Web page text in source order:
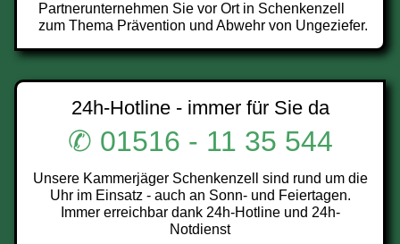
Partnerunternehmen Sie vor Ort in Schenkenzell
zum Thema Prävention und Abwehr von Ungeziefer.
24h-Hotline - immer für Sie da
✆ 01516 - 11 35 544
Unsere Kammerjäger Schenkenzell sind rund um die
Uhr im Einsatz - auch an Sonn- und Feiertagen.
Immer erreichbar dank 24h-Hotline und 24h-
Notdienst